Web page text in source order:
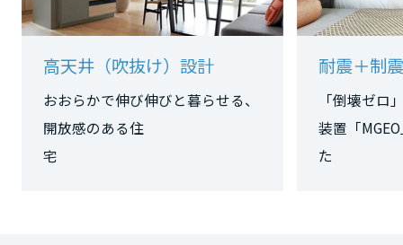
高天井（吹抜け）設計
おおらかで伸び伸びと暮らせる、
開放感のある住
宅
耐震＋制
「倒壊ゼロ
装置「
た
京都府
兵庫県